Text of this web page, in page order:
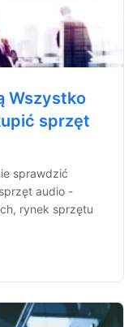
Wszystko
sprzęt
sprawdzić
audio -
rynek sprzętu